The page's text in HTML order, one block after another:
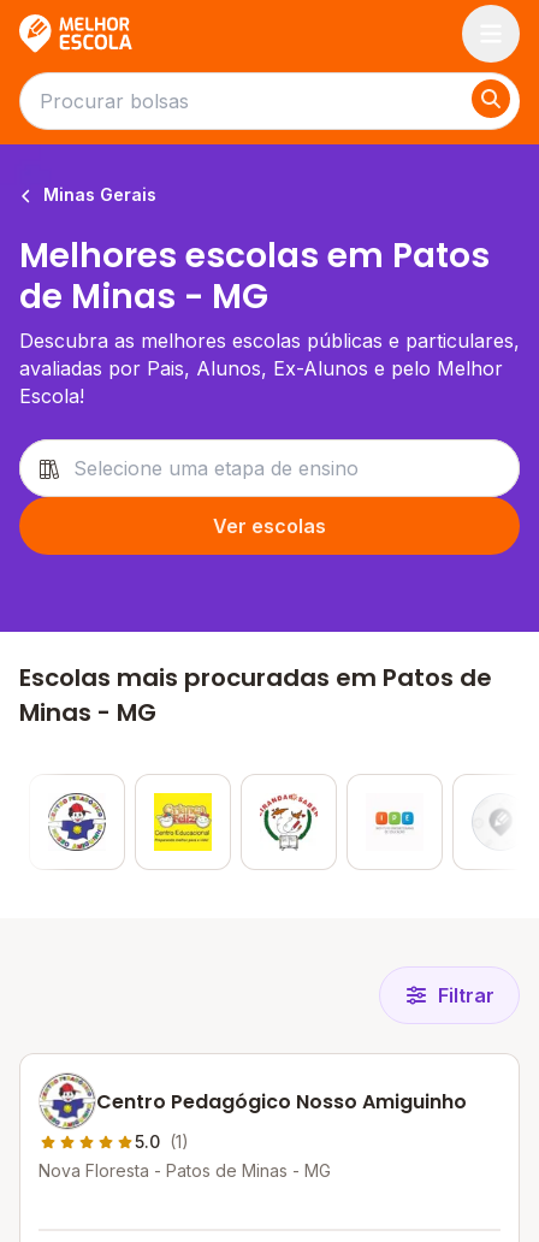
Minas Gerais
Melhores escolas em Patos
de Minas - MG
Descubra as melhores escolas públicas e particulares,
avaliadas por Pais, Alunos, Ex-Alunos e pelo Melhor
Escola!
Ver escolas
Escolas mais procuradas em Patos de
Minas - MG
Filtrar
Centro Pedagógico Nosso Amiguinho
5.0 (1)
Nova Floresta - Patos de Minas - MG